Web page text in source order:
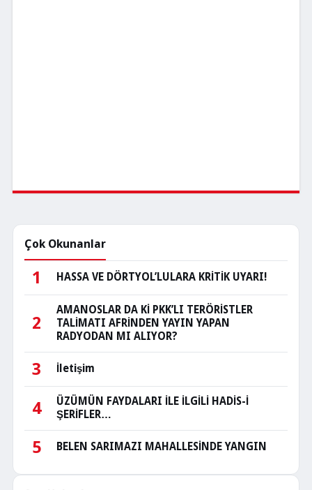
Çok Okunanlar
1 HASSA VE DÖRTYOL’LULARA KRİTİK UYARI!
2
AMANOSLAR DA Kİ PKK’LI TERÖRİSTLER
TALİMATI AFRİNDEN YAYIN YAPAN
RADYODAN MI ALIYOR?
3 İletişim
4
ÜZÜMÜN FAYDALARI İLE İLGİLİ HADİS-İ
ŞERİFLER…
5 BELEN SARIMAZI MAHALLESİNDE YANGIN